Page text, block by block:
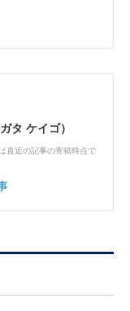
タ ケイゴ）
直近の記事の寄稿時点で